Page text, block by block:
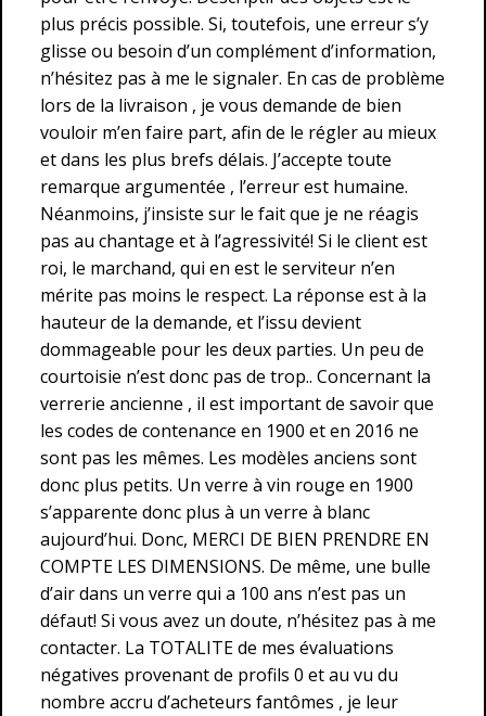
plus précis possible. Si, toutefois, une erreur s’y
glisse ou besoin d’un complément d’information,
n’hésitez pas à me le signaler. En cas de problème
lors de la livraison , je vous demande de bien
vouloir m’en faire part, afin de le régler au mieux
et dans les plus brefs délais. J’accepte toute
remarque argumentée , l’erreur est humaine.
Néanmoins, j’insiste sur le fait que je ne réagis
pas au chantage et à l’agressivité! Si le client est
roi, le marchand, qui en est le serviteur n’en
mérite pas moins le respect. La réponse est à la
hauteur de la demande, et l’issu devient
dommageable pour les deux parties. Un peu de
courtoisie n’est donc pas de trop.. Concernant la
verrerie ancienne , il est important de savoir que
les codes de contenance en 1900 et en 2016 ne
sont pas les mêmes. Les modèles anciens sont
donc plus petits. Un verre à vin rouge en 1900
s’apparente donc plus à un verre à blanc
aujourd’hui. Donc, MERCI DE BIEN PRENDRE EN
COMPTE LES DIMENSIONS. De même, une bulle
d’air dans un verre qui a 100 ans n’est pas un
défaut! Si vous avez un doute, n’hésitez pas à me
contacter. La TOTALITE de mes évaluations
négatives provenant de profils 0 et au vu du
nombre accru d’acheteurs fantômes , je leur